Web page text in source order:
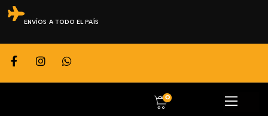
ENVÍOS A TODO EL PAÍS
0